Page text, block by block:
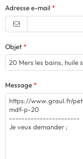
Adresse e-mail
Objet
Message